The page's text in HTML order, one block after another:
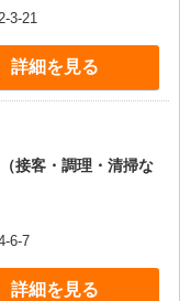
3-21
詳細を見る
接客・調理・清掃な
6-7
詳細を見る